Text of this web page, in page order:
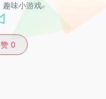
趣味小游戏
赞 0